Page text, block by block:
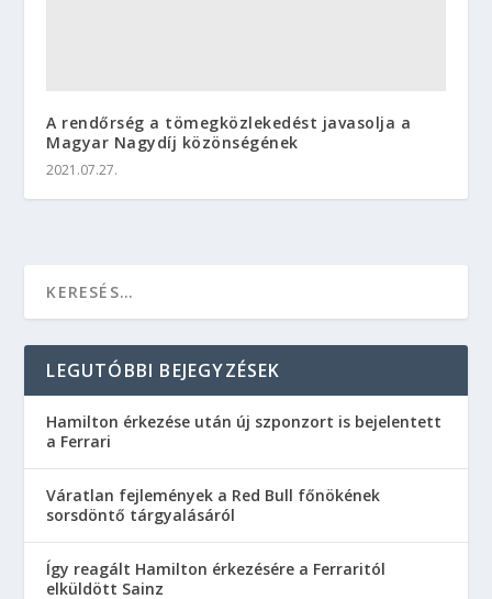
A rendőrség a tömegközlekedést javasolja a
Magyar Nagydíj közönségének
2021.07.27.
LEGUTÓBBI BEJEGYZÉSEK
Hamilton érkezése után új szponzort is bejelentett
a Ferrari
Váratlan fejlemények a Red Bull főnökének
sorsdöntő tárgyalásáról
Így reagált Hamilton érkezésére a Ferraritól
elküldött Sainz